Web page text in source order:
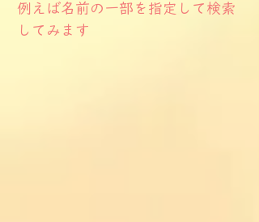
例えば名前の一部を指定して検索​
してみます